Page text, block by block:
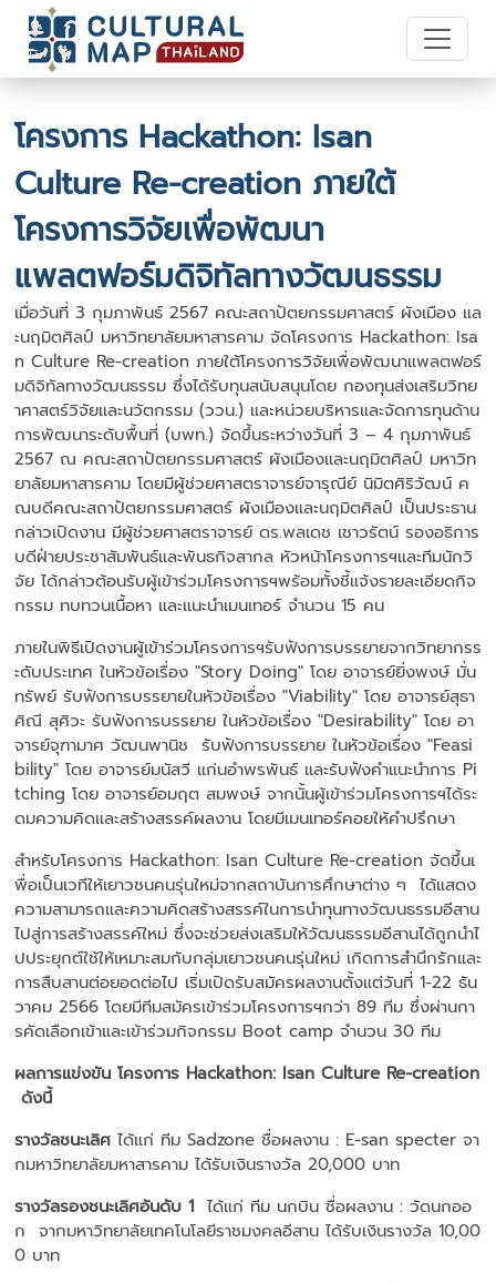
โครงการ Hackathon: Isan
Culture Re-creation ภายใต้
โครงการวิจัยเพื่อพัฒนา
แพลตฟอร์มดิจิทัลทางวัฒนธรรม
เมื่อวันที่ 3 กุมภาพันธ์ 2567 คณะสถาปัตยกรรมศาสตร์ ผังเมือง แล
ะนฤมิตศิลป์ มหาวิทยาลัยมหาสารคาม จัดโครงการ Hackathon: Isa
n Culture Re-creation ภายใต้โครงการวิจัยเพื่อพัฒนาแพลตฟอร์
มดิจิทัลทางวัฒนธรรม ซึ่งได้รับทุนสนับสนุนโดย กองทุนส่งเสริมวิทย
าศาสตร์วิจัยและนวัตกรรม (ววน.) และหน่วยบริหารและจัดการทุนด้าน
การพัฒนาระดับพื้นที่ (บพท.) จัดขึ้นระหว่างวันที่ 3 – 4 กุมภาพันธ์
2567 ณ คณะสถาปัตยกรรมศาสตร์ ผังเมืองและนฤมิตศิลป์ มหาวิท
ยาลัยมหาสารคาม โดยมีผู้ช่วยศาสตราจารย์จารุณีย์ นิมิตศิริวัฒน์ ค
ณบดีคณะสถาปัตยกรรมศาสตร์ ผังเมืองและนฤมิตศิลป์ เป็นประธาน
กล่าวเปิดงาน มีผู้ช่วยศาสตราจารย์ ดร.พลเดช เชาวรัตน์ รองอธิการ
บดีฝ่ายประชาสัมพันธ์และพันธกิจสากล หัวหน้าโครงการฯและทีมนักวิ
จัย ได้กล่าวต้อนรับผู้เข้าร่วมโครงการฯพร้อมทั้งชี้แจ้งรายละเอียดกิจ
กรรม ทบทวนเนื้อหา และแนะนำเมนเทอร์ จำนวน 15 คน
ภายในพิธีเปิดงานผู้เข้าร่วมโครงการฯรับฟังการบรรยายจากวิทยากรร
ะดับประเทศ ในหัวข้อเรื่อง "Story Doing" โดย อาจารย์ยิ่งพงษ์ มั่น
ทรัพย์ รับฟังการบรรยายในหัวข้อเรื่อง "Viability" โดย อาจารย์สุธา
ศิณี สุศิวะ รับฟังการบรรยาย ในหัวข้อเรื่อง "Desirability" โดย อา
จารย์จุฑามาศ วัฒนพานิช รับฟังการบรรยาย ในหัวข้อเรื่อง "Feasi
bility" โดย อาจารย์มนัสวี แก่นอำพรพันธ์ และรับฟังคำแนะนำการ Pi
tching โดย อาจารย์อมฤต สมพงษ์ จากนั้นผู้เข้าร่วมโครงการฯได้ระ
ดมความคิดและสร้างสรรค์ผลงาน โดยมีเมนเทอร์คอยให้คำปรึกษา
สำหรับโครงการ Hackathon: Isan Culture Re-creation จัดขึ้นเ
พื่อเป็นเวทีให้เยาวชนคนรุ่นใหม่จากสถาบันการศึกษาต่าง ๆ ได้แสดง
ความสามารถและความคิดสร้างสรรค์ในการนำทุนทางวัฒนธรรมอีสาน
ไปสู่การสร้างสรรค์ใหม่ ซึ่งจะช่วยส่งเสริมให้วัฒนธรรมอีสานได้ถูกนำไ
ปประยุกต์ใช้ให้เหมาะสมกับกลุ่มเยาวชนคนรุ่นใหม่ เกิดการสำนึกรักและ
การสืบสานต่อยอดต่อไป เริ่มเปิดรับสมัครผลงานตั้งแต่วันที่ 1-22 ธัน
วาคม 2566 โดยมีทีมสมัครเข้าร่วมโครงการฯกว่า 89 ทีม ซึ่งผ่านกา
รคัดเลือกเข้าและเข้าร่วมกิจกรรม Boot camp จำนวน 30 ทีม
ผลการแข่งขัน โครงการ Hackathon: Isan Culture Re-creation
ดังนี้
รางวัลชนะเลิศ ได้แก่ ทีม Sadzone ชื่อผลงาน : E-san specter จา
กมหาวิทยาลัยมหาสารคาม ได้รับเงินรางวัล 20,000 บาท
รางวัลรองชนะเลิศอันดับ 1 ได้แก่ ทีม นกบิน ชื่อผลงาน : วัดนกออ
ก จากมหาวิทยาลัยเทคโนโลยีราชมงคลอีสาน ได้รับเงินรางวัล 10,00
0 บาท